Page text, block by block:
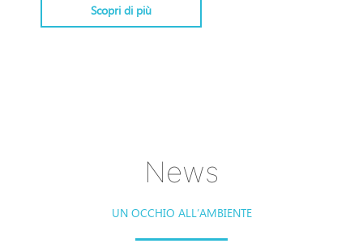
Scopri di più
News
UN OCCHIO ALL’AMBIENTE